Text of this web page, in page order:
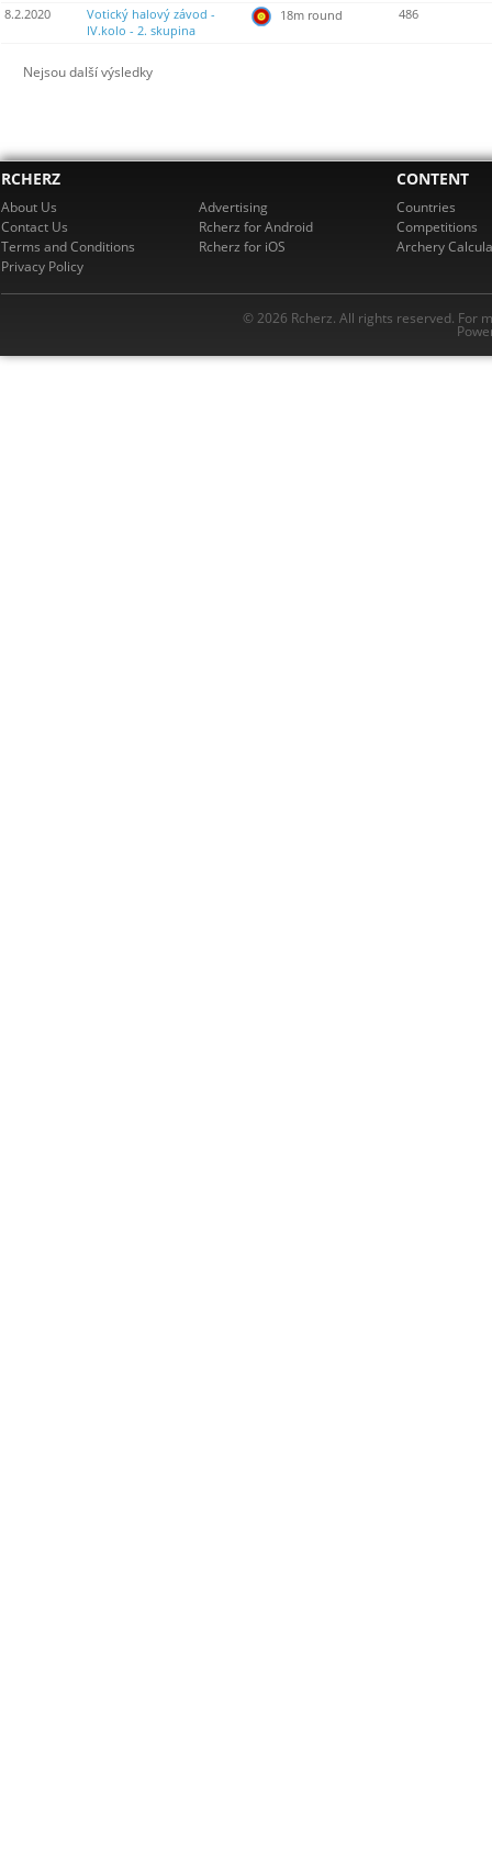
8.2.2020
Votický halový závod -
IV.kolo - 2. skupina
18m round 486
Nejsou další výsledky
RCHERZ
About Us
Contact Us
Terms and Conditions
Privacy Policy
Advertising
Rcherz for Android
Rcherz for iOS
CONTENT
Countries
Competitions
Archery
© 2026 Rcherz. All rights reserved. For